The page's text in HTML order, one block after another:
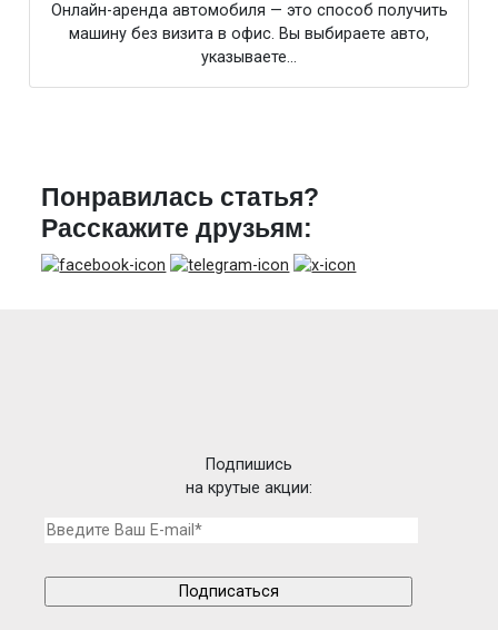
Онлайн-аренда автомобиля — это способ получить
машину без визита в офис. Вы выбираете авто,
указываете…
Понравилась статья?
Расскажите друзьям:
Подпишись
на крутые акции: